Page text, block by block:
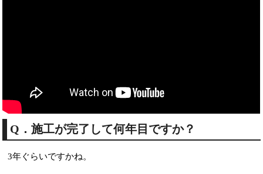
Q．施工が完了して何年目ですか？
3年ぐらいですかね。